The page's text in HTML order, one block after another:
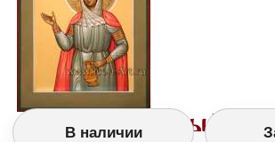
Православный
В наличии